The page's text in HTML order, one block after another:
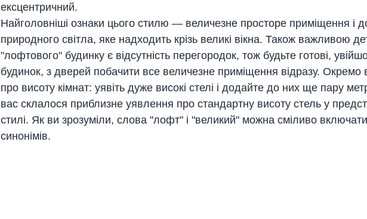
ексцентричний.
Найголовніші ознаки цього стилю — величезне просторе приміщення і
природного світла, яке надходить крізь великі вікна. Також важливою
"лофтового" будинку є відсутність перегородок, тож будьте готові,
будинок, з дверей побачити все величезне приміщення відразу. Окремо
про висоту кімнат: уявіть дуже високі стелі і додайте до них ще пару
вас склалося приблизне уявлення про стандартну висоту стель у
стилі. Як ви зрозуміли, слова "лофт" і "великий" можна сміливо
синонімів.